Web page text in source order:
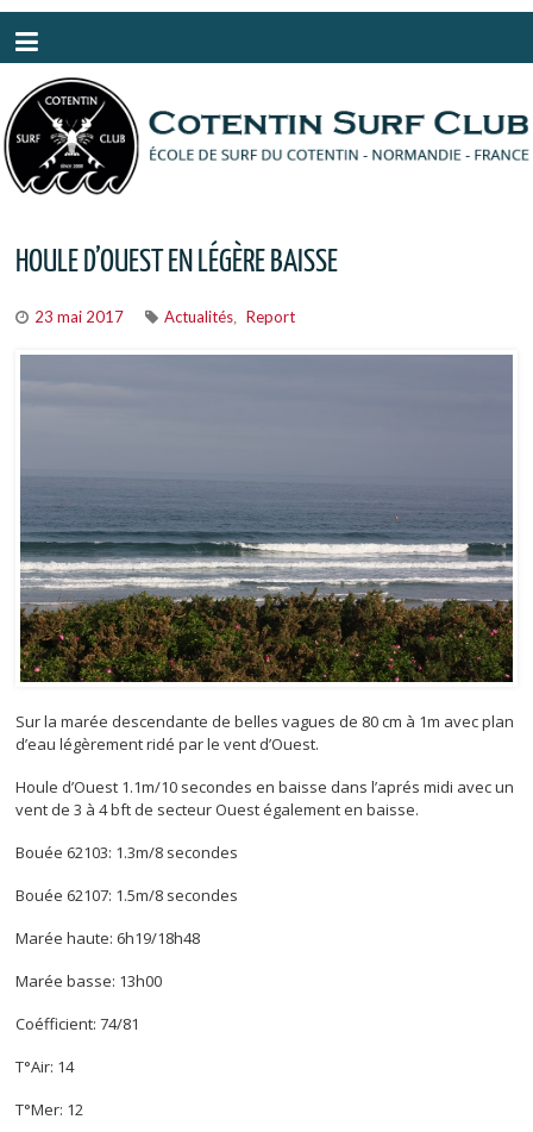
HOULE D’OUEST EN LÉGÈRE BAISSE
23 mai 2017 Actualités Report
Sur la marée descendante de belles vagues de 80 cm à 1m avec plan
d’eau légèrement ridé par le vent d’Ouest.
Houle d’Ouest 1.1m/10 secondes en baisse dans l’aprés midi avec un
vent de 3 à 4 bft de secteur Ouest également en baisse.
Bouée 62103: 1.3m/8 secondes
Bouée 62107: 1.5m/8 secondes
Marée haute: 6h19/18h48
Marée basse: 13h00
Coéfficient: 74/81
T°Air: 14
T°Mer: 12
Panneau de gestion des cookies